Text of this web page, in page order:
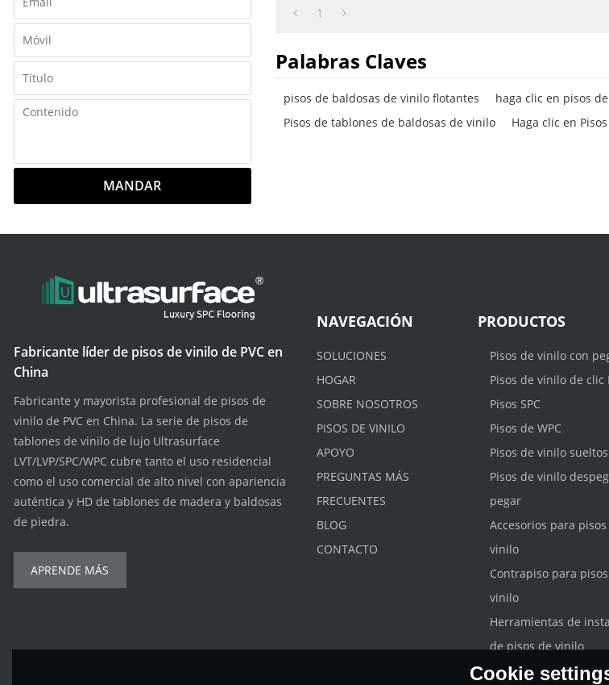
MANDAR
y las manchas
1
Palabras Claves
pisos de baldosas de vinilo flotantes haga clic en pisos
Pisos de tablones de baldosas de vinilo
Haga clic en
Fabricante líder de pisos de vinilo de PVC en
China
Fabricante y mayorista profesional de pisos de
vinilo de PVC en China. La serie de pisos de
tablones de vinilo de lujo Ultrasurface
LVT/LVP/SPC/WPC cubre tanto el uso residencial
como el uso comercial de alto nivel con apariencia
auténtica y HD de tablones de madera y baldosas
de piedra.
APRENDE MÁS
NAVEGACIÓN
SOLUCIONES
HOGAR
SOBRE NOSOTROS
PISOS DE VINILO
APOYO
PREGUNTAS MÁS
FRECUENTES
BLOG
CONTACTO
PRODUCTOS
Pisos de vinilo con
Pisos de vinilo de clic
Pisos SPC
Pisos de WPC
Pisos de vinilo sueltos
Pisos de vinilo
pegar
Accesorios para pisos
vinilo
Contrapiso para
vinilo
Herramientas de
de pisos de vinilo
Cookie